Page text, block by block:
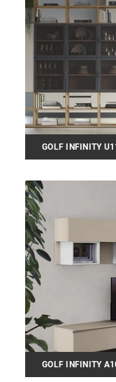
GOLF INFINITY
GOLF INFINITY